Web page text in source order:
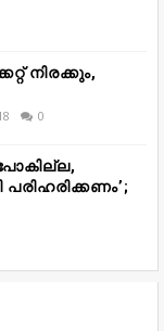
നിരക്കും,
0